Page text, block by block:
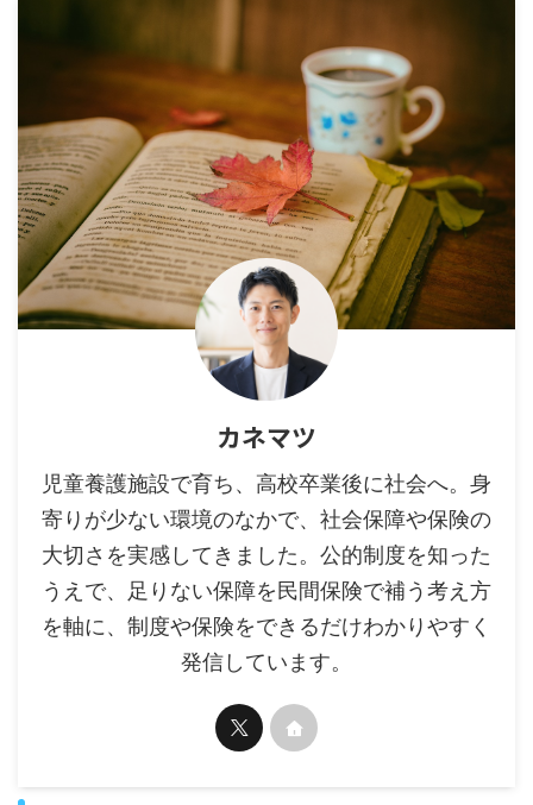
カネマツ
児童養護施設で育ち、高校卒業後に社会へ。身
寄りが少ない環境のなかで、社会保障や保険の
大切さを実感してきました。公的制度を知った
うえで、足りない保障を民間保険で補う考え方
を軸に、制度や保険をできるだけわかりやすく
発信しています。